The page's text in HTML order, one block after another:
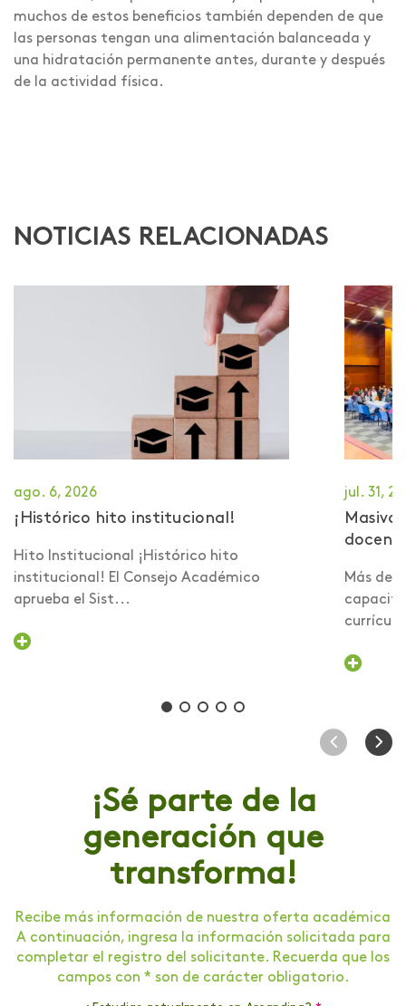
muchos de estos beneficios también dependen de que
las personas tengan una alimentación balanceada y
una hidratación permanente antes, durante y después
de la actividad física.
NOTICIAS RELACIONADAS
ago. 6, 2026
¡Histórico hito institucional!
Hito Institucional ¡Histórico hito
institucional! El Consejo Académico
aprueba el Sist...
jul. 31,
Más de
¡Sé parte de la
generación que
transforma!
Recibe más información de nuestra oferta académica
A continuación, ingresa la información solicitada para
completar el registro del solicitante. Recuerda que los
campos con * son de carácter obligatorio.